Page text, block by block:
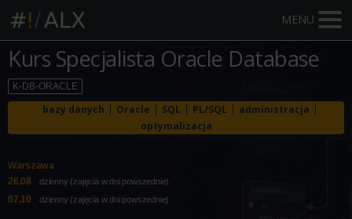
MENU
Kurs Specjalista Oracle Database
K-DB-ORACLE
bazy danych Oracle SQL PL/SQL
administracja
optymalizacja
Warszawa
26.08 dzienny (zajęcia w dni powszednie)
07.10 dzienny (zajęcia w dni powszednie)